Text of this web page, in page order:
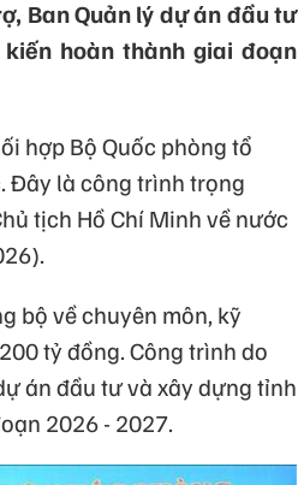
Ban Quản lý dự án đầu tư
hoàn thành giai đoạn
hợp Bộ Quốc phòng tổ
Đây là công trình trọng
tịch Hồ Chí Minh về nước
bộ về chuyên môn, kỹ
tỷ đồng. Công trình do
án đầu tư và xây dựng tỉnh
2026 - 2027.